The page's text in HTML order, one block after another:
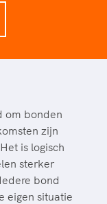
om bonden
zijn
is logisch
sterker
bond
eigen situatie